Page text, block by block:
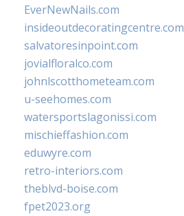
EverNewNails.com
insideoutdecoratingcentre.com
salvatoresinpoint.com
jovialfloralco.com
johnlscotthometeam.com
u-seehomes.com
watersportslagonissi.com
mischieffashion.com
eduwyre.com
retro-interiors.com
theblvd-boise.com
fpet2023.org